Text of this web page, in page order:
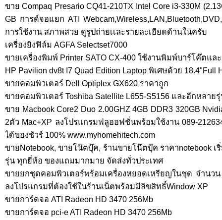
ขาย Compaq Presario CQ41-210TX Intel Core i3-330M
GB การด์จอแยก ATI
การใช้งาน สภาพสวย ดูรูปถ่ายเเละรายละเอียดด้านในครับ
เครื่องยิงฟิล์ม AGFA Selectset7000
ขายเครื่องพิมพ์ Printer SATO CX-400 ใช้งานพิมพ์บาร์โค๊ตแล
HP Pavilion dv8t I7 Quad Edition Laptop พิเศษด้วย 18.4"Full
ขายคอมพิวเตอร์ Dell Optiplex GX620 ราคาถูก
ขายคอมพิวเตอร์ Toshiba Satellite L655-S5156 และอีกหลาย
ขาย Macbook Core2 Duo 2.00GHZ 4GB DDR3 320GB
2ตัว Mac+XP ลงโปรแกรมฟลูออฟชั่นพร้อมใช้งาน 089-
ได้ของชัวร์ 100% www.myhomehitech.com
ขายNotebook, ขายโน๊ตบุ๊ค, ร้านขายโน๊ตบุ๊ค ราคาnotebook เ
รุ่น ทุกยี่ห้อ ของแถมมากมาย จัดส่งทั่วประเทศ
ขายยกชุดคอมพิวเตอร์พร้อมเครื่องหยอดเหรียญในชุด จำนว
ลงโปรแกรมที่ต้องใช้ในร้านเน็ตพร้อมมีลิขสิทธิ์Window XP
ขายการ์ดจอ ATI Radeon HD 3470 256Mb
ขายการ์ดจอ pci-e ATI Radeon HD 3470 256Mb